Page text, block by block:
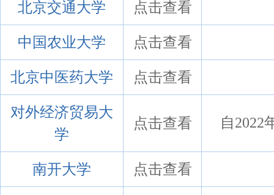
北京交通大学 点击查看
中国农业大学 点击查看
北京中医药大学 点击查看
对外经济贸易大
学
点击查看 自2022
南开大学 点击查看